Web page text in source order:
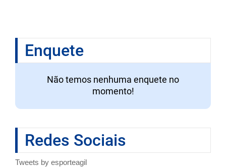
Enquete
Não temos nenhuma enquete no
momento!
Redes Sociais
Tweets by esporteagil